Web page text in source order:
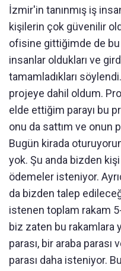
İzmir'in tanınmış iş
kişilerin çok güvenilir
ofisine gittiğimde de
insanlar oldukları ve
tamamladıkları
projeye dahil oldum.
elde ettiğim parayı bu
onu da sattım ve onun
Bugün kirada
yok. Şu anda bizden
ödemeler isteniyor.
da bizden talep
istenen toplam rakam
biz zaten bu rakamlara
parası, bir araba
parası daha isteniyor.